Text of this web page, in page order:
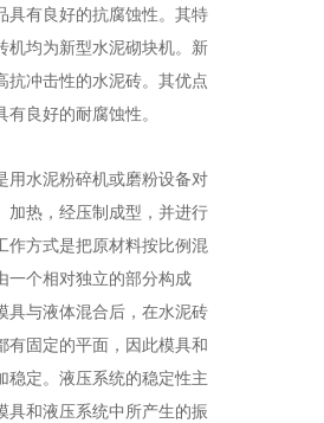
具有良好的抗腐蚀性。其特
机均为新型水泥砌块机。新
抗冲击性的水泥砖。其优点
良好的耐腐蚀性。
用水泥粉碎机或磨粉设备对
加热，经压制成型，并进行
作方式是把原材料按比例混
一个相对独立的部分构成
具与液体混合后，在水泥砖
有固定的平面，因此模具和
稳定。液压系统的稳定性主
具和液压系统中所产生的振